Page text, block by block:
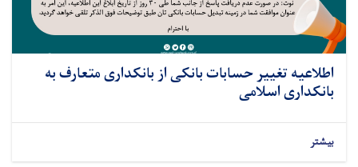
اطلاعیه تغییر حسابات بانکی از بانکداری متعارف به
بانکداری اسلامی
بیشتر